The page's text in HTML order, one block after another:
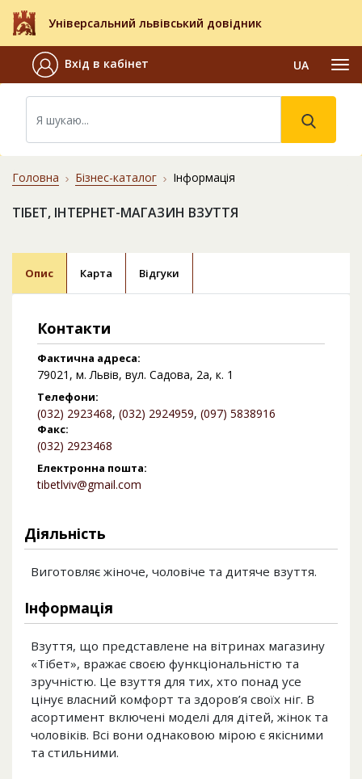
Універсальний львівський довідник
Вхід в кабінет UA
Головна Бізнес-каталог Інформація
ТІБЕТ, ІНТЕРНЕТ-МАГАЗИН ВЗУТТЯ
Опис Карта Відгуки
Контакти
Фактична адреса:
79021, м. Львів, вул. Садова, 2а, к. 1
Телефони:
(032) 2923468, (032) 2924959, (097) 5838916
Факс:
(032) 2923468
Електронна пошта:
tibetlviv@gmail.com
Діяльність
Виготовляє жіноче, чоловіче та дитяче взуття.
Інформація
Взуття, що представлене на вітринах магазину
«Тібет», вражає своєю функціональністю та
зручністю. Це взуття для тих, хто понад усе
цінує власний комфорт та здоров’я своїх ніг. В
асортимент включені моделі для дітей, жінок та
чоловіків. Всі вони однаковою мірою є якісними
та стильними.